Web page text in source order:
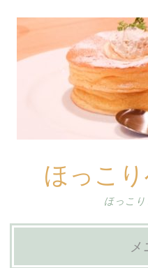
ほっこ
ほっこ
メ